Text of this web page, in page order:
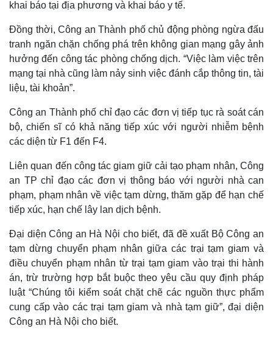
Thế giới
Quan sát
Cuộc sống đó đây
Hồ sơ
Multimedia
E-Magazine
Infographic
khai báo tại địa phương và khai báo y tế.
Đồng thời, Công an Thành phố chủ động phòng ngừa đấu
tranh ngăn chặn chống phá trên không gian mạng gây ảnh
hưởng đến công tác phòng chống dịch. “Việc làm việc trên
mạng tại nhà cũng làm nảy sinh việc đánh cắp thông tin, tài
liệu, tài khoản”.
Công an Thành phố chỉ đạo các đơn vị tiếp tục rà soát cán
bộ, chiến sĩ có khả năng tiếp xúc với người nhiễm bệnh
các diện từ F1 đến F4.
Liên quan đến công tác giam giữ cải tạo phạm nhân, Công
an TP chỉ đạo các đơn vị thông báo với người nhà can
phạm, phạm nhân về việc tạm dừng, thăm gặp để hạn chế
tiếp xúc, hạn chế lây lan dịch bệnh.
Đại diện Công an Hà Nội cho biết, đã đề xuất Bộ Công an
tạm dừng chuyển phạm nhân giữa các trại tạm giam và
điều chuyển phạm nhân từ trại tạm giam vào trại thi hành
án, trừ trường hợp bắt buộc theo yêu cầu quy định pháp
luật “Chúng tôi kiểm soát chặt chẽ các nguồn thực phẩm
cung cấp vào các trại tạm giam và nhà tạm giữ”, đại diện
Công an Hà Nội cho biết.